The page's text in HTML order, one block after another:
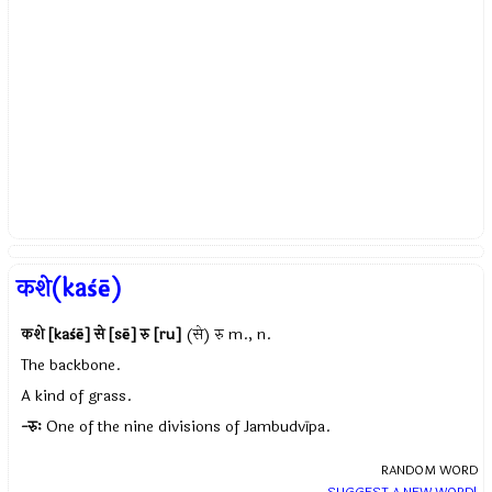
कशे(kaśē)
कशे [kaśē] से [sē] रु [ru] (से) रु m., n.
The backbone.
A kind of grass.
-रुः One of the nine divisions of Jambudvīpa.
RANDOM WORD